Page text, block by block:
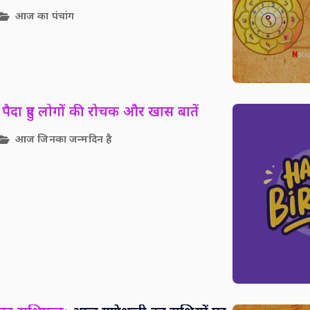
आज का पंचांग
हुए लोगों की रोचक और खास बातें
आज जिनका जन्मदिन है